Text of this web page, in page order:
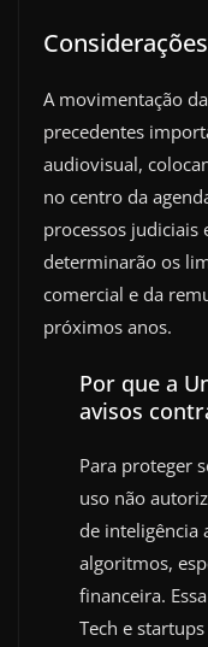
A movimentação
precedentes
audiovisual,
no centro da
processos judiciais
determinarão os
comercial e da
próximos anos.
Por que a
avisos
Para proteger
uso não
de inteligência
algoritmos,
financeira.
Tech e